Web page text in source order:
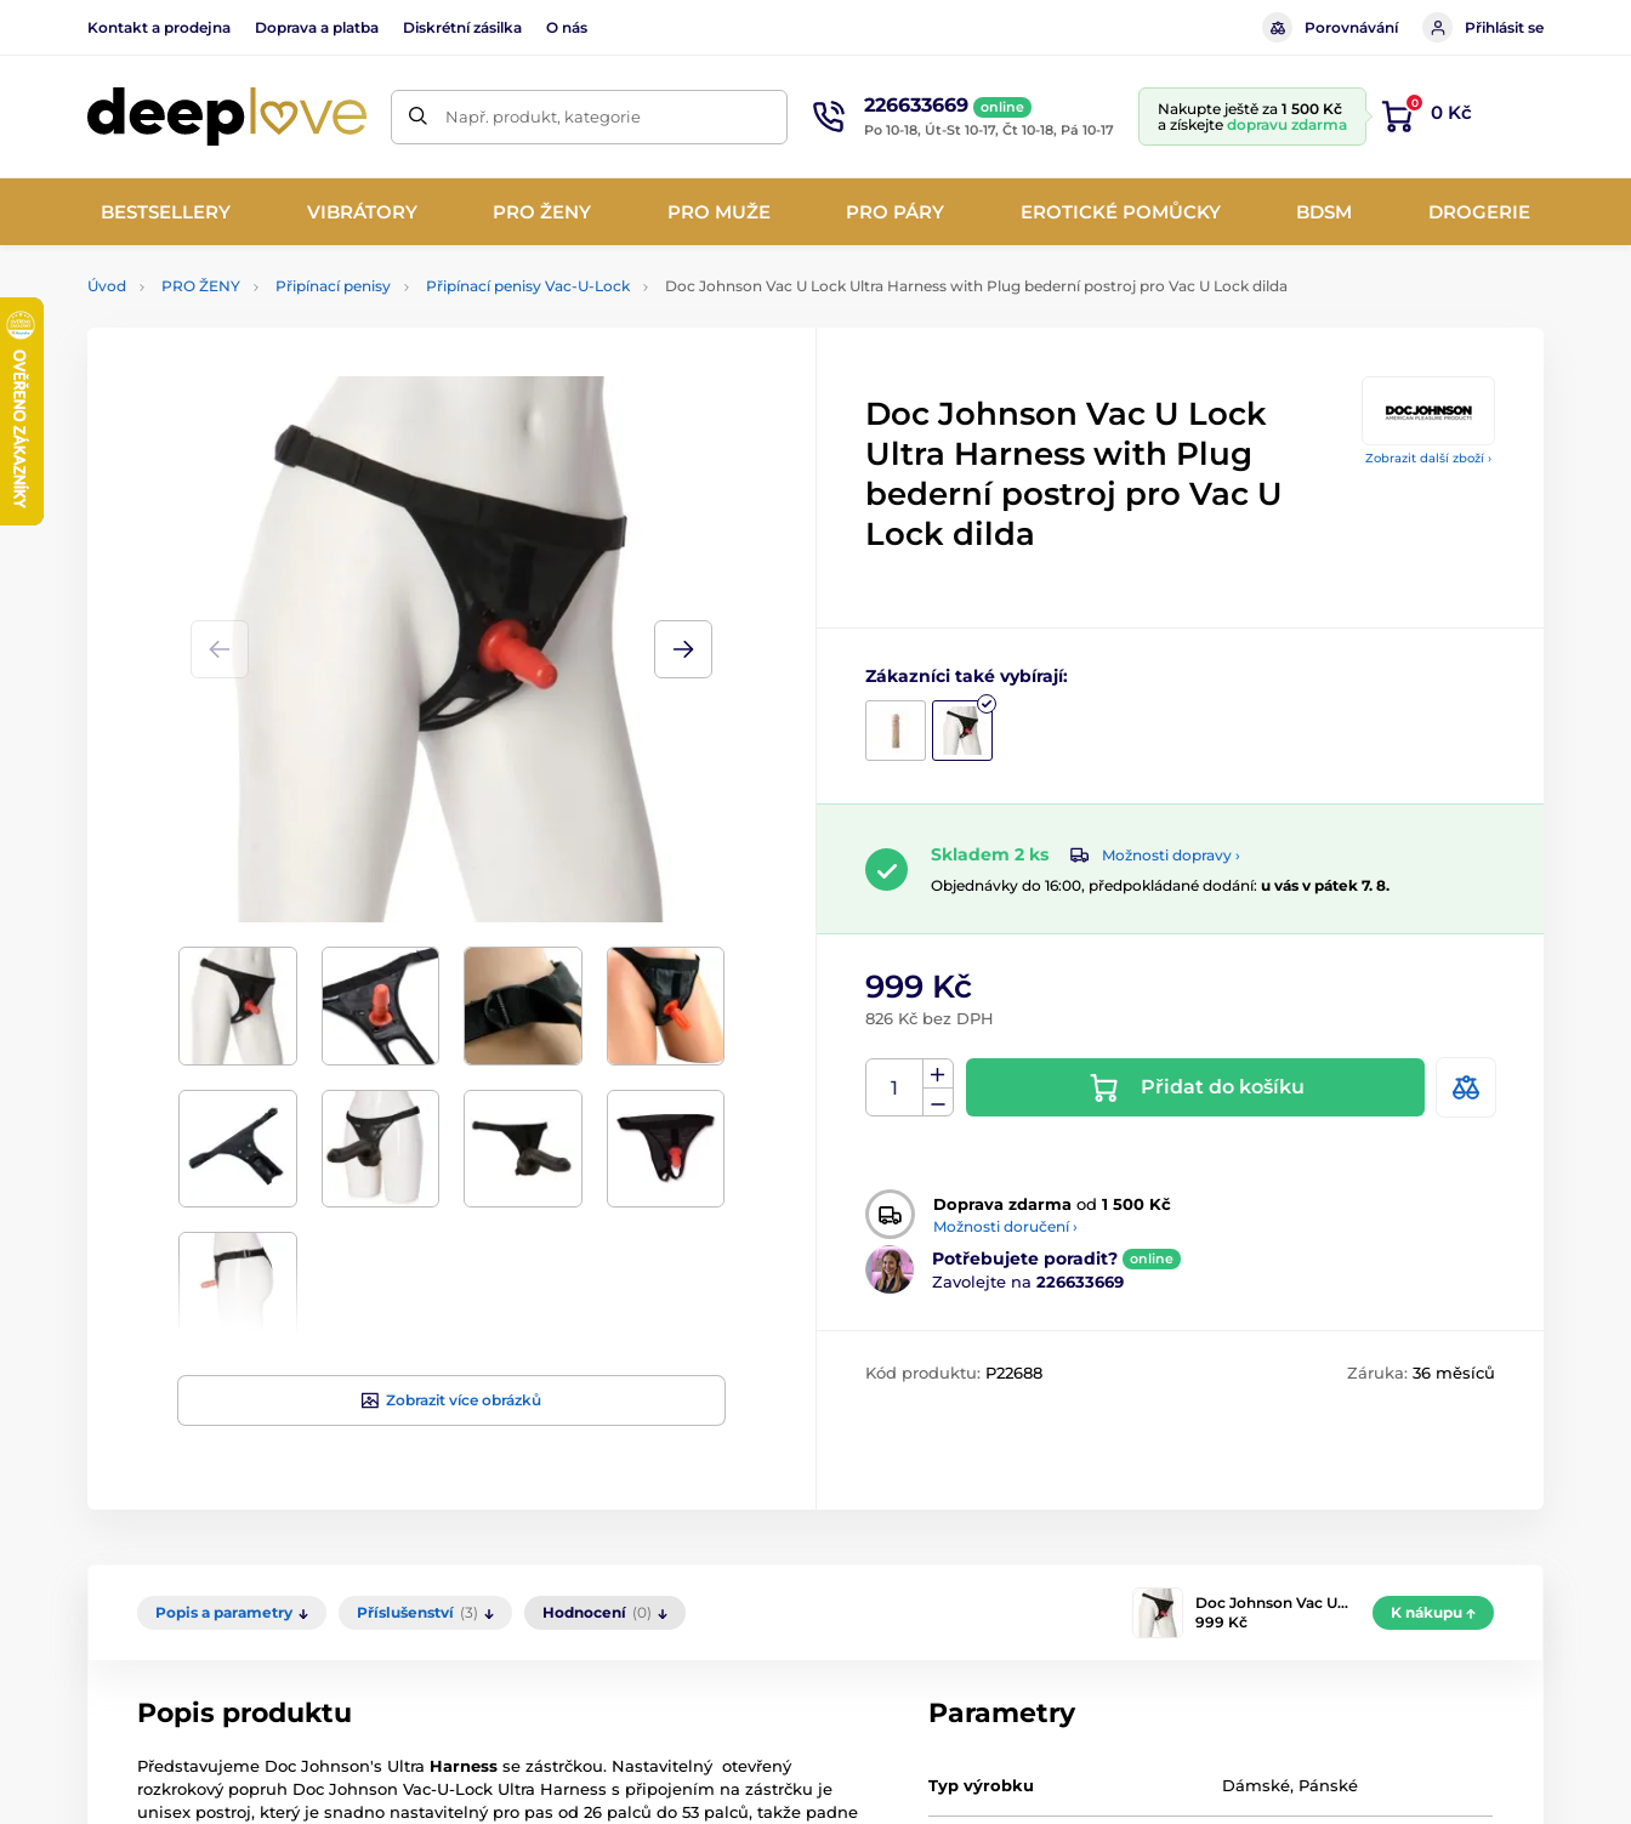
Kontakt a prodejna Doprava a platba Diskrétní zásilka O nás Porovnávání Přihlásit se
Např. produkt, kategorie 226633669
online
Po 10-18, Út-St 10-17, Čt 10-18, Pá 10-17
Nakupte ještě za 1 500 Kč
a získejte dopravu zdarma
0 0 Kč
BESTSELLERY VIBRÁTORY PRO ŽENY PRO MUŽE PRO PÁRY EROTICKÉ POMŮCKY BDSM DROGERIE
Úvod PRO ŽENY Připínací penisy Připínací penisy Vac-U-Lock Doc Johnson Vac U Lock Ultra Harness with Plug bederní postroj pro Vac U Lock dilda
Zobrazit další zboží ›
Zobrazit více obrázků
Doc Johnson Vac U Lock
Ultra Harness with Plug
bederní postroj pro Vac U
Lock dilda
Zákazníci také vybírají:
Skladem 2 ks
Možnosti dopravy ›
Objednávky do 16:00, předpokládané dodání: u vás v pátek 7. 8.
999 Kč
826 Kč bez DPH
Přidat do košíku
Doprava zdarma od 1 500 Kč
Možnosti doručení ›
Potřebujete poradit? online
Zavolejte na 226633669
Kód produktu: P22688 Záruka: 36 měsíců
Popis a parametry Příslušenství (3) Hodnocení (0)
Doc Johnson Vac U…
999 Kč
K nákupu
Popis produktu
Představujeme Doc Johnson's Ultra Harness se zástrčkou. Nastavitelný otevřený
rozkrokový popruh Doc Johnson Vac-U-Lock Ultra Harness s připojením na zástrčku je
unisex postroj, který je snadno nastavitelný pro pas od 26 palců do 53 palců, takže padne
Parametry
Typ výrobku Dámské, Pánské